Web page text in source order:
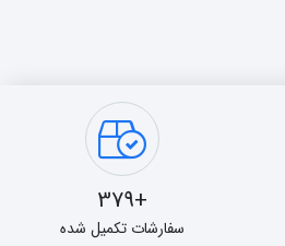
+379
سفارشات تکمیل شده